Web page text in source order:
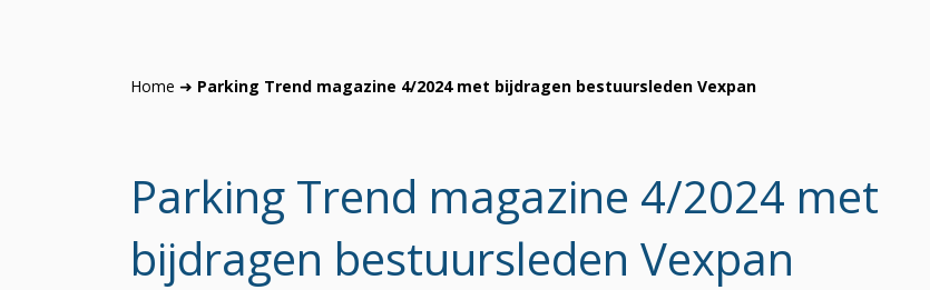
Home ➜ Parking Trend magazine 4/2024 met bijdragen bestuursleden Vexpan
Parking Trend magazine 4/2024 met
bijdragen bestuursleden Vexpan